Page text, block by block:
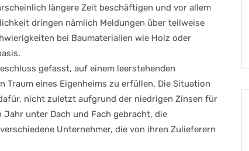
längere Zeit beschäftigen und vor allem
dringen nämlich Meldungen über teilweise
bei Baumaterialien wie Holz oder
gefasst, auf einem leerstehenden
eines Eigenheims zu erfüllen. Die Situation
nicht zuletzt aufgrund der niedrigen Zinsen für
unter Dach und Fach gebracht, die
Unternehmer, die von ihren Zulieferern